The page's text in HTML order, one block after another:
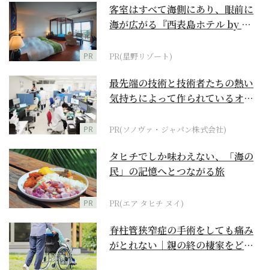
PR
客室はすべて海側にあり、眼前に
海が広がる『西表島ホテル by 星
PR(星野リゾート)
PR
最先端の技術と技術者たちの熱い
気持ちによって作られているオー
PR(ソノヴァ・ジャパン株式会社)
PR
タヒチでしか味わえない、「海の
民」の記憶へとつながる旅
PR(エア タヒチ ヌイ)
脊柱管狭窄症の手術をしても痛み
がとれない｜親の終の棲家をどう